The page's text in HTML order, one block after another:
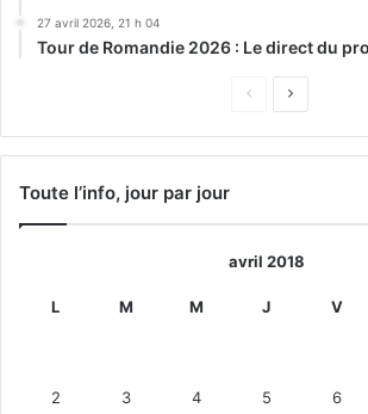
27 avril 2026, 21 h 04
Tour de Romandie 2026 : Le direct du
Page
Page
Toute l’info, jour par jour
avril 2018
L M M J V
2 3 4 5 6